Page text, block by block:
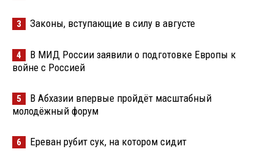
3 Законы, вступающие в силу в августе
4
В МИД России заявили о подготовке Европы к
войне с Россией
5
В Абхазии впервые пройдёт масштабный
молодёжный форум
6 Ереван рубит сук, на котором сидит